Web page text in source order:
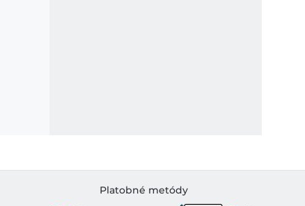
Platobné metódy